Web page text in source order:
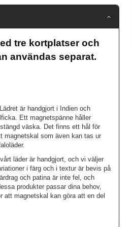
tre kortplatser och
användas separat.
är handgjort i Indien och
Ett magnetspänne håller
väska. Det finns ett hål för
magnetskal som även kan tas ur
läder är handgjort, och vi väljer
i färg och i textur är bevis på
och patina är inte fel, och
produkter passar dina behov,
att magnetskal kan göra att en del